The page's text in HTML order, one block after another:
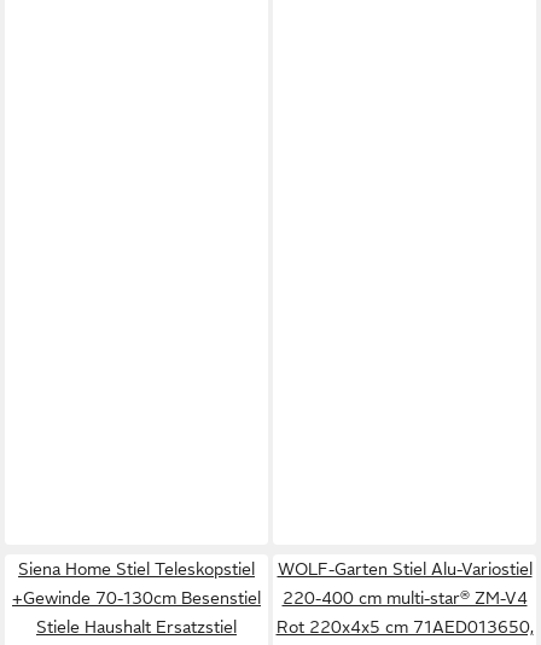
Siena Home Stiel Teleskopstiel
+Gewinde 70-130cm Besenstiel
Stiele Haushalt Ersatzstiel
WOLF-Garten Stiel Alu-Variostiel
220-400 cm multi-star® ZM-V4
Rot 220x4x5 cm 71AED013650,